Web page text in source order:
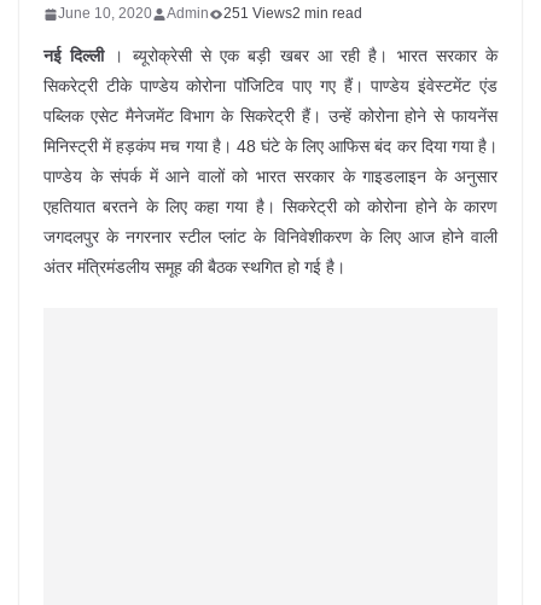
June 10, 2020 Admin 251 Views2 min read
नई दिल्ली। ब्यूरोक्रेसी से एक बड़ी खबर आ रही है। भारत सरकार के
सिकरेट्री टीके पाण्डेय कोरोना पाॅजिटिव पाए गए हैं। पाण्डेय इंवेस्टमेंट एंड
पब्लिक एसेट मैनेजमेंट विभाग के सिकरेट्री हैं। उन्हें कोरोना होने से फायनेंस
मिनिस्ट्री में हड़कंप मच गया है। 48 घंटे के लिए आफिस बंद कर दिया गया है।
पाण्डेय के संपर्क में आने वालों को भारत सरकार के गाइडलाइन के अनुसार
एहतियात बरतने के लिए कहा गया है। सिकरेट्री को कोरोना होने के कारण
जगदलपुर के नगरनार स्टील प्लांट के विनिवेशीकरण के लिए आज होने वाली
अंतर मंत्रिमंडलीय समूह की बैठक स्थगित हो गई है।